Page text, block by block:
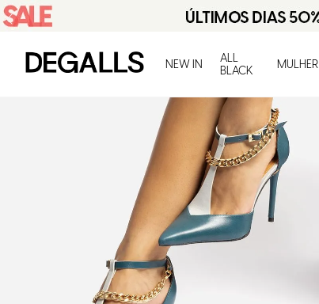
NEW IN
ALL
BLACK
MULHER